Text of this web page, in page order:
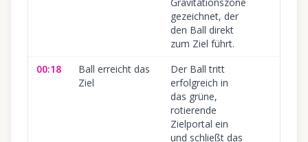
gezeichnet, der
den Ball direkt
zum Ziel führt.
00:18
Ball erreicht das
Ziel
Der Ball tritt
erfolgreich in
das grüne,
rotierende
Zielportal ein
und schließt das